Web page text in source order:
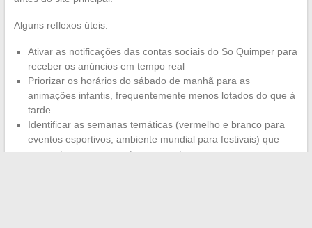
Alguns reflexos úteis:
Ativar as notificações das contas sociais do So Quimper para
receber os anúncios em tempo real
Priorizar os horários do sábado de manhã para as
animações infantis, frequentemente menos lotados do que à
tarde
Identificar as semanas temáticas (vermelho e branco para
eventos esportivos, ambiente mundial para festivais) que
concentram os momentos marcantes